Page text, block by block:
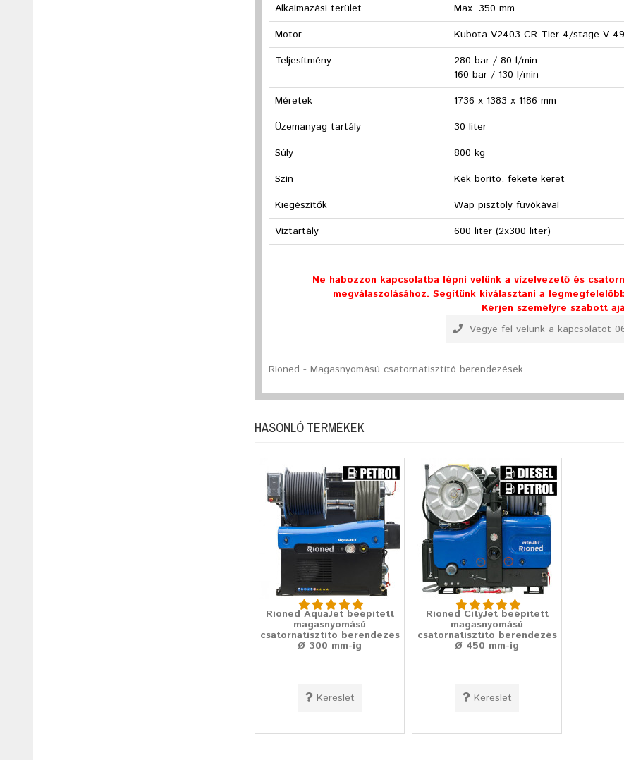
Alkalmazási terület
Max. 350 mm
Motor
Kubota V2403-CR-Tier 4/stage V
Teljesítmény
280 bar / 80 l/min
160 bar / 130 l/min
Méretek
1736 x 1383 x 1186 mm
Üzemanyag tartály
30 liter
Súly
800 kg
Szín
Kék borító, fekete keret
Kiegészítők
Wap pisztoly fúvókával
Víztartály
600 liter (2x300 liter)
Ne habozzon kapcsolatba lépni velünk a vízelvezető és
megválaszolásához. Segítünk kiválasztani a
Kérjen személyre szabott
Vegye fel velünk a kapcsolatot
Rioned - Magasnyomású csatornatisztító berendezések
HASONLÓ TERMÉKEK
Rioned AquaJet beépített
magasnyomású
csatornatisztító berendezés
Ø 300 mm-ig
Kereslet
Rioned CityJet beépített
magasnyomású
csatornatisztító berendezés
Ø 450 mm-ig
Kereslet